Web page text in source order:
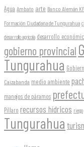
Agua Ambato arte Banco Alemán
Formación Ciudadana de Tungurahua
desarrollo agrícola desarrollo
gobierno provincial
Tungurahua
Caizabanda medio ambiente
manejos de páramos
Píllaro recursos hídricos riego
Tungurahua